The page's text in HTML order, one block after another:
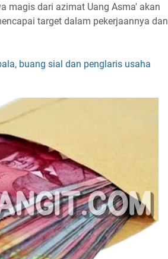
magis dari azimat Uang Asma' akan
target dalam pekerjaannya dan
buang sial dan penglaris usaha